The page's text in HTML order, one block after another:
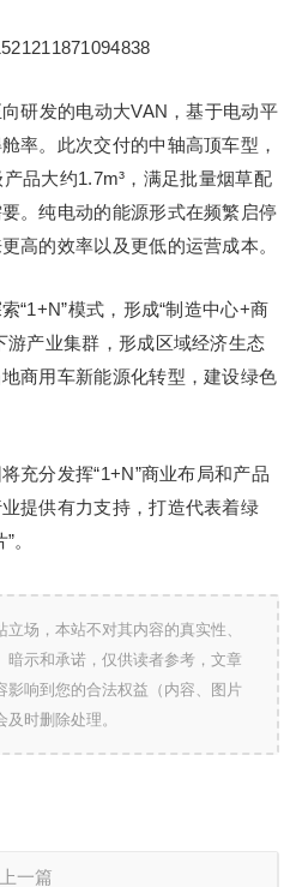
研发的电动大VAN，基于电动平
率。此次交付的中轴高顶车型，
品大约1.7m³，满足批量烟草配
。纯电动的能源形式在频繁启停
高的效率以及更低的运营成本。
“1+N”模式，形成“制造中心+商
游产业集群，形成区域经济生态
商用车新能源化转型，建设绿色
充分发挥“1+N”商业布局和产品
提供有力支持，打造代表着绿
。
场，本站不对其内容的真实性、
暗示和承诺，仅供读者参考，文章
影响到您的合法权益（内容、图片
时删除处理。
上一篇